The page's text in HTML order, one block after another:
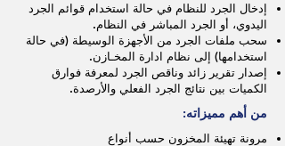
إدخال الجرد للنظام في حالة استخدام قوائم الجرد
اليدوي، أو الجرد المباشر في النظام.
سحب ملفات الجرد من الأجهزة الوسيطة (في حالة
استخدامها) إلى نظام ادارة المخـازن.
إصدار تقرير زائد وناقص الجرد لمعرفة فوارق
الكميات بين نتائج الجرد الفعلي والأرصدة.
من أهم مميزاته:
مرونة تهيئة المخزون حسب أنواع